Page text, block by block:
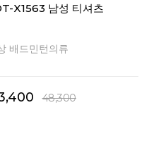
X1563 남성 티셔츠
배드민턴의류
48,300